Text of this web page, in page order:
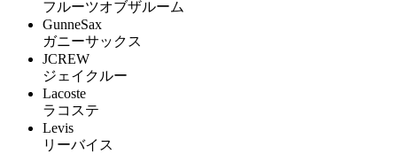
フルーツオブザルーム
GunneSax
ガニーサックス
JCREW
ジェイクルー
Lacoste
ラコステ
Levis
リーバイス